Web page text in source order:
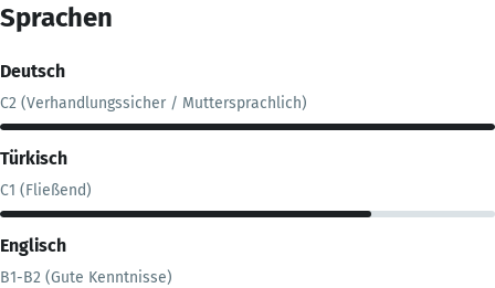
Sprachen
Deutsch
C2 (Verhandlungssicher / Muttersprachlich)
Türkisch
C1 (Fließend)
Englisch
B1-B2 (Gute Kenntnisse)